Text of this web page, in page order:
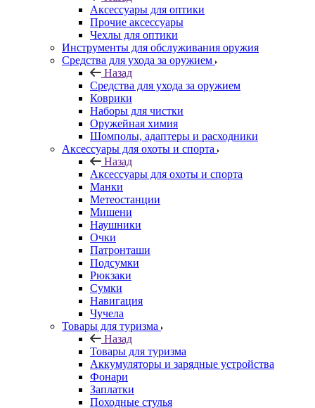
Аксессуары для оптики
Прочие аксессуары
Чехлы для оптики
Инструменты для обслуживания оружия
Средства для ухода за оружием
Назад
Средства для ухода за оружием
Коврики
Наборы для чистки
Оружейная химия
Шомполы, адаптеры и расходники
Аксессуары для охоты и спорта
Назад
Аксессуары для охоты и спорта
Манки
Метеостанции
Мишени
Наушники
Очки
Патронташи
Подсумки
Рюкзаки
Сумки
Навигация
Чучела
Товары для туризма
Назад
Товары для туризма
Аккумуляторы и зарядные устройства
Фонари
Заплатки
Походные стулья